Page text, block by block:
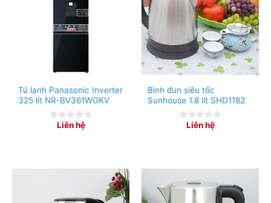
Tủ lạnh Panasonic Inverter
325 lít NR-BV361WGKV
Liên hệ
Bình đun siêu tốc
Sunhouse 1.8 lít SHD1182
Liên hệ